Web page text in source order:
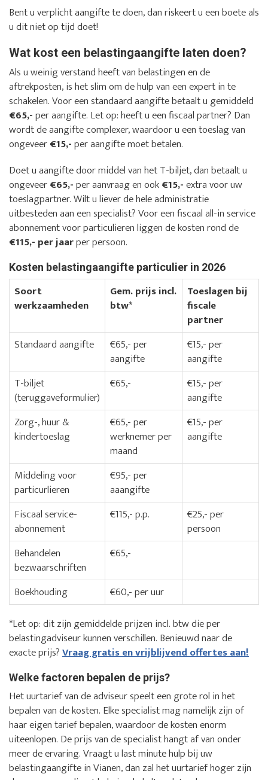
Bent u verplicht aangifte te doen, dan riskeert u een boete als
u dit niet op tijd doet!
Wat kost een belastingaangifte laten doen?
Als u weinig verstand heeft van belastingen en de
aftrekposten, is het slim om de hulp van een expert in te
schakelen. Voor een standaard aangifte betaalt u gemiddeld
€65,-per aangifte. Let op: heeft u een fiscaal partner? Dan
wordt de aangifte complexer, waardoor u een toeslag van
ongeveer€15,-per aangifte moet betalen.
Doet u aangifte door middel van het T-biljet, dan betaalt u
ongeveer€65,-per aanvraag en ook€15,-extra voor uw
toeslagpartner. Wilt u liever de hele administratie
uitbesteden aan een specialist? Voor een fiscaal all-in service
abonnement voor particulieren liggen de kosten rond de
€115,- per jaarper persoon.
Kosten belastingaangifte particulier in 2026
Soort
werkzaamheden
Gem. prijs incl.
btw*
Toeslagen bij
fiscale
partner
Standaard aangifte
€65,- per
aangifte
€15,- per
aangifte
T-biljet
(teruggaveformulier)
€65,-
€15,- per
aangifte
Zorg-, huur &
kindertoeslag
€65,- per
werknemer per
maand
€15,- per
aangifte
Middeling voor
particurlieren
€95,- per
aaangifte
Fiscaal service-
abonnement
€115,- p.p.
€25,- per
persoon
Behandelen
bezwaarschriften
€65,-
Boekhouding
€60,- per uur
*Let op: dit zijn gemiddelde prijzen incl. btw die per
belastingadviseur kunnen verschillen. Benieuwd naar de
exacte prijs?Vraag gratis en vrijblijvend offertes aan!
Welke factoren bepalen de prijs?
Het uurtarief van de adviseur speelt een grote rol in het
bepalen van de kosten. Elke specialist mag namelijk zijn of
haar eigen tarief bepalen, waardoor de kosten enorm
uiteenlopen. De prijs van de specialist hangt af van onder
meer de ervaring. Vraagt u last minute hulp bij uw
belastingaangifte in Vianen, dan zal het uurtarief hoger zijn